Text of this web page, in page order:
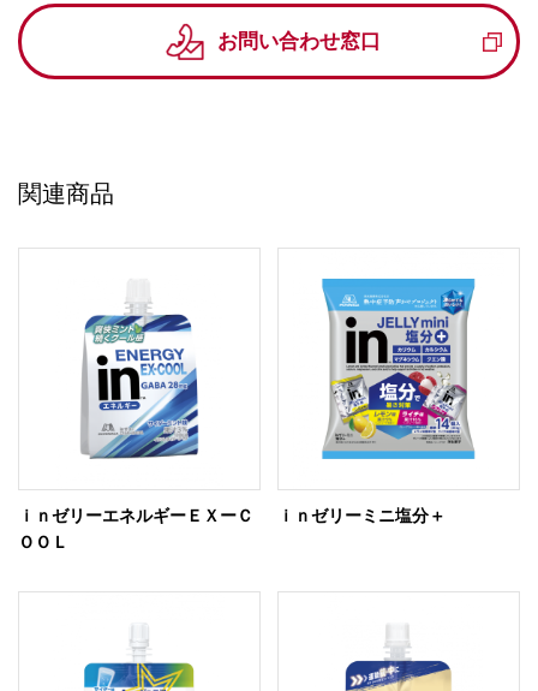
お問い合わせ窓口
関連商品
ｉｎゼリーエネルギーＥＸーＣ
ＯＯＬ
ｉｎゼリーミニ塩分＋